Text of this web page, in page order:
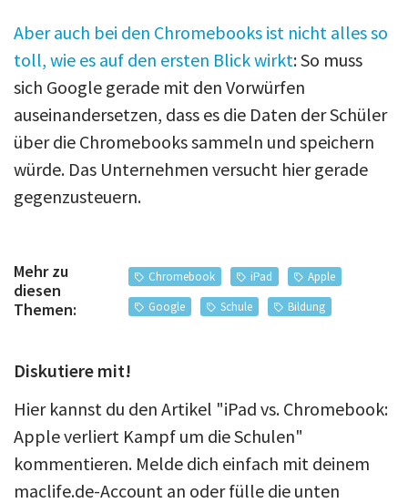
Aber auch bei den Chromebooks ist nicht alles so
toll, wie es auf den ersten Blick wirkt: So muss
sich Google gerade mit den Vorwürfen
auseinandersetzen, dass es die Daten der Schüler
über die Chromebooks sammeln und speichern
würde. Das Unternehmen versucht hier gerade
gegenzusteuern.
Mehr zu
diesen
Themen:
Chromebook iPad
Apple
Google
Schule Bildung
Diskutiere mit!
Hier kannst du den Artikel "iPad vs. Chromebook:
Apple verliert Kampf um die Schulen"
kommentieren. Melde dich einfach mit deinem
maclife.de-Account an oder fülle die unten